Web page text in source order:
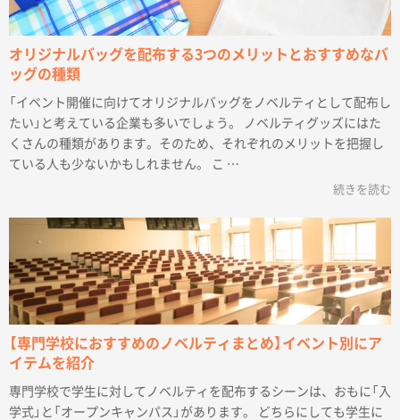
オリジナルバッグを配布する3つのメリットとおすすめなバ
ッグの種類
「イベント開催に向けてオリジナルバッグをノベルティとして配布し
たい」と考えている企業も多いでしょう。 ノベルティグッズにはた
くさんの種類があります。そのため、それぞれのメリットを把握し
ている人も少ないかもしれません。 こ …
続きを読む
【専門学校におすすめのノベルティまとめ】イベント別にア
イテムを紹介
専門学校で学生に対してノベルティを配布するシーンは、おもに「入
学式」と「オープンキャンパス」があります。 どちらにしても学生に